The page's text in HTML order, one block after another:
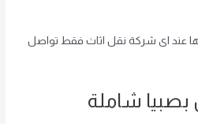
عند اى شركة نقل اثاث فقط تواصل
شاملة